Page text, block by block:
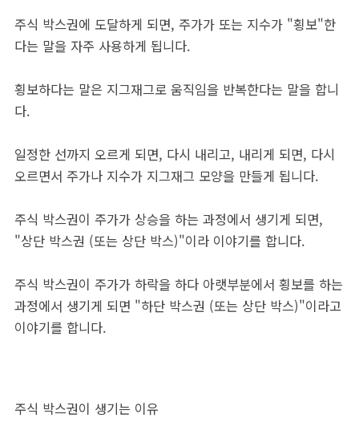
주식 박스권에 도달하게 되면, 주가가 또는 지수가 "횡보"한
다는 말을 자주 사용하게 됩니다.
횡보하다는 말은 지그재그로 움직임을 반복한다는 말을 합니
다.
일정한 선까지 오르게 되면, 다시 내리고, 내리게 되면, 다시
오르면서 주가나 지수가 지그재그 모양을 만들게 됩니다.
주식 박스권이 주가가 상승을 하는 과정에서 생기게 되면,
"상단 박스권 (또는 상단 박스)"이라 이야기를 합니다.
주식 박스권이 주가가 하락을 하다 아랫부분에서 횡보를 하는
과정에서 생기게 되면 "하단 박스권 (또는 상단 박스)"이라고
이야기를 합니다.
주식 박스권이 생기는 이유